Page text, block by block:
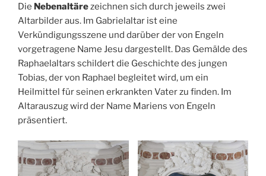
Die Nebenaltärezeichnen sich durch jeweils zwei
Altarbilder aus. Im Gabrielaltar ist eine
Verkündigungsszene und darüber der von Engeln
vorgetragene Name Jesu dargestellt. Das Gemälde des
Raphaelaltars schildert die Geschichte des jungen
Tobias, der von Raphael begleitet wird, um ein
Heilmittel für seinen erkrankten Vater zu finden. Im
Altarauszug wird der Name Mariens von Engeln
präsentiert.